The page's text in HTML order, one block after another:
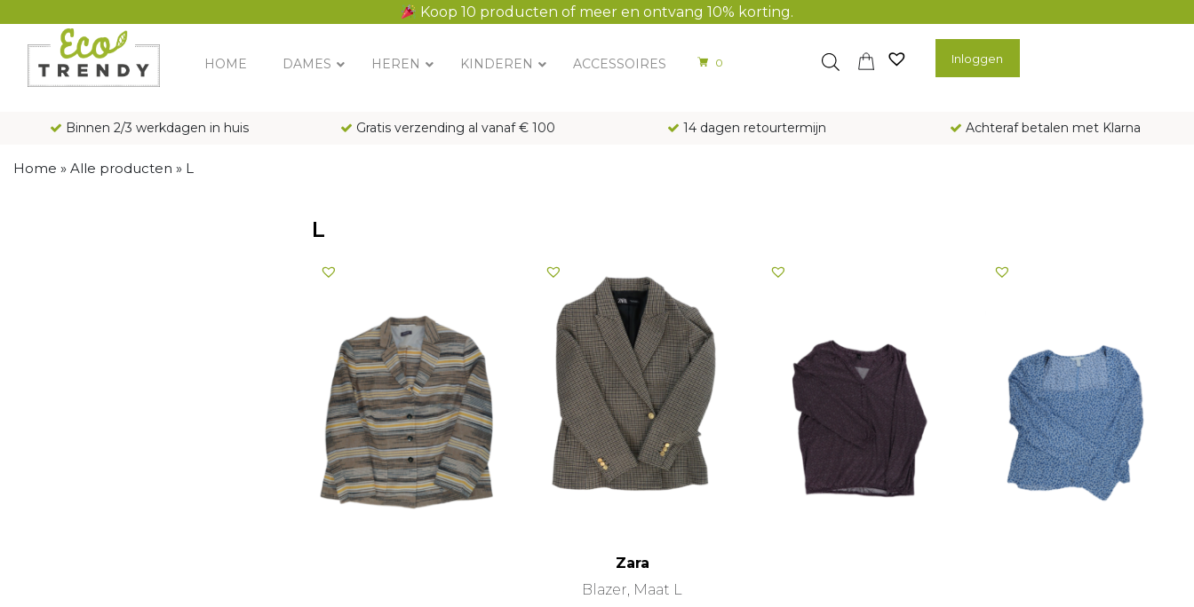
Koop 10 producten of meer en ontvang 10% korting.
Main Navigation
HOME DAMES HEREN KINDEREN ACCESSOIRES 0 Inloggen
Binnen 2/3 werkdagen in huis Gratis verzending al vanaf € 100 14 dagen retourtermijn Achteraf betalen met Klarna
Home » Alle producten » L
L
Zara
Blazer, Maat L